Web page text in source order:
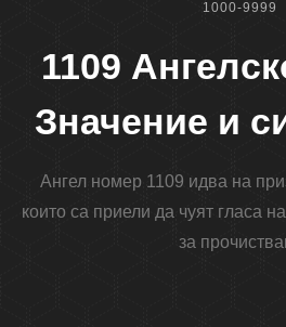
1000-9999
1109
Значение и
Ангел номер 1109 идва на
които са приели да чуят гласа
за